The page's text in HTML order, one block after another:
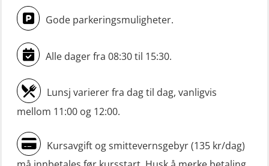
Livbåtfører konvensjonell livbåt –
grunnleggende (OSE135)
Livbåtfører konvensjonell repetisjon
(OSE1361)
Livbåtfører konvertering til FF48 inkl.
repetisjon (OSE106)
Livbåtfører sliskelivbåt repetisjon
(OSE1301)
Gode parkeringsmuligheter.
Alle dager fra 08:30 til 15:30.
Lunsj varierer fra dag til dag, vanligvis
mellom 11:00 og 12:00.
Kursavgift og smittevernsgebyr (135 kr/dag)